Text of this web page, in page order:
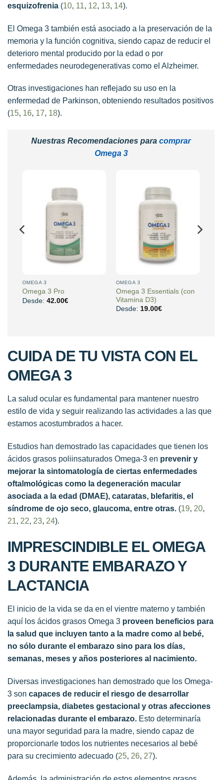
esquizofrenia (10, 11, 12, 13, 14).
El Omega 3 también está asociado a la preservación de la
memoria y la función cognitiva, siendo capaz de reducir el
deterioro mental producido por la edad o por
enfermedades neurodegenerativas como el Alzheimer.
Otras investigaciones han reflejado su uso en la
enfermedad de Parkinson, obteniendo resultados positivos
(15, 16, 17, 18).
Nuestras Recomendaciones para comprar
Omega 3
OMEGA 3
Omega 3 Pro
Desde: 42.00€
OMEGA 3
Omega 3 Essentials (con
Vitamina D3)
Desde: 19.00€
CUIDA DE TU VISTA CON EL
OMEGA 3
La salud ocular es fundamental para mantener nuestro
estilo de vida y seguir realizando las actividades a las que
estamos acostumbrados a hacer.
Estudios han demostrado las capacidades que tienen los
ácidos grasos poliinsaturados Omega-3 en prevenir y
mejorar la sintomatología de ciertas enfermedades
oftalmológicas como la degeneración macular
asociada a la edad (DMAE), cataratas, blefaritis, el
síndrome de ojo seco, glaucoma, entre otras. (19, 20,
21, 22, 23, 24).
IMPRESCINDIBLE EL OMEGA
3 DURANTE EMBARAZO Y
LACTANCIA
El inicio de la vida se da en el vientre materno y también
aquí los ácidos grasos Omega 3 proveen beneficios para
la salud que incluyen tanto a la madre como al bebé,
no sólo durante el embarazo sino para los días,
semanas, meses y años posteriores al nacimiento.
Diversas investigaciones han demostrado que los Omega-
3 son capaces de reducir el riesgo de desarrollar
preeclampsia, diabetes gestacional y otras afecciones
relacionadas durante el embarazo. Esto determinaría
una mayor seguridad para la madre, siendo capaz de
proporcionarle todos los nutrientes necesarios al bebé
para su crecimiento adecuado (25, 26, 27).